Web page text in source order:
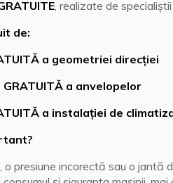
, realizate de
de:
a geometriei direcției
a anvelopelor
a instalației de
o presiune incorectă sau o jantă